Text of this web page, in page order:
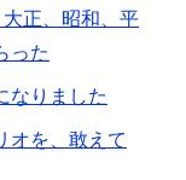
正、昭和、平
った
なりました
オを、敢えて